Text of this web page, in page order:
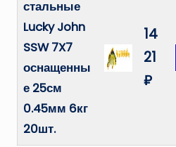
стальные
Lucky John
SSW 7X7
оснащенны
е 25см
0.45мм 6кг
20шт.
14
21
₽